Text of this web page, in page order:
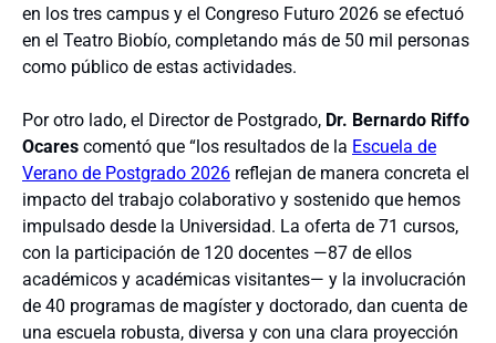
en los tres campus y el Congreso Futuro 2026 se efectuó
en el Teatro Biobío, completando más de 50 mil personas
como público de estas actividades.
Por otro lado, el Director de Postgrado, Dr. Bernardo Riffo
Ocares comentó que “los resultados de la Escuela de
Verano de Postgrado 2026 reflejan de manera concreta el
impacto del trabajo colaborativo y sostenido que hemos
impulsado desde la Universidad. La oferta de 71 cursos,
con la participación de 120 docentes —87 de ellos
académicos y académicas visitantes— y la involucración
de 40 programas de magíster y doctorado, dan cuenta de
una escuela robusta, diversa y con una clara proyección